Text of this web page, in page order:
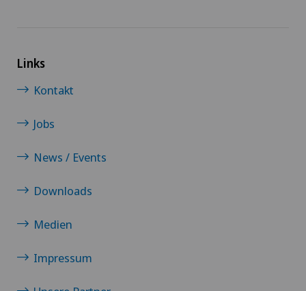
Wirbelsäulenchirurgie
Links
Kontakt
Jobs
News / Events
Downloads
Medien
Impressum